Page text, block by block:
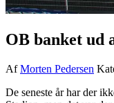
OB banket ud
AfMorten Pedersen
De seneste år har der